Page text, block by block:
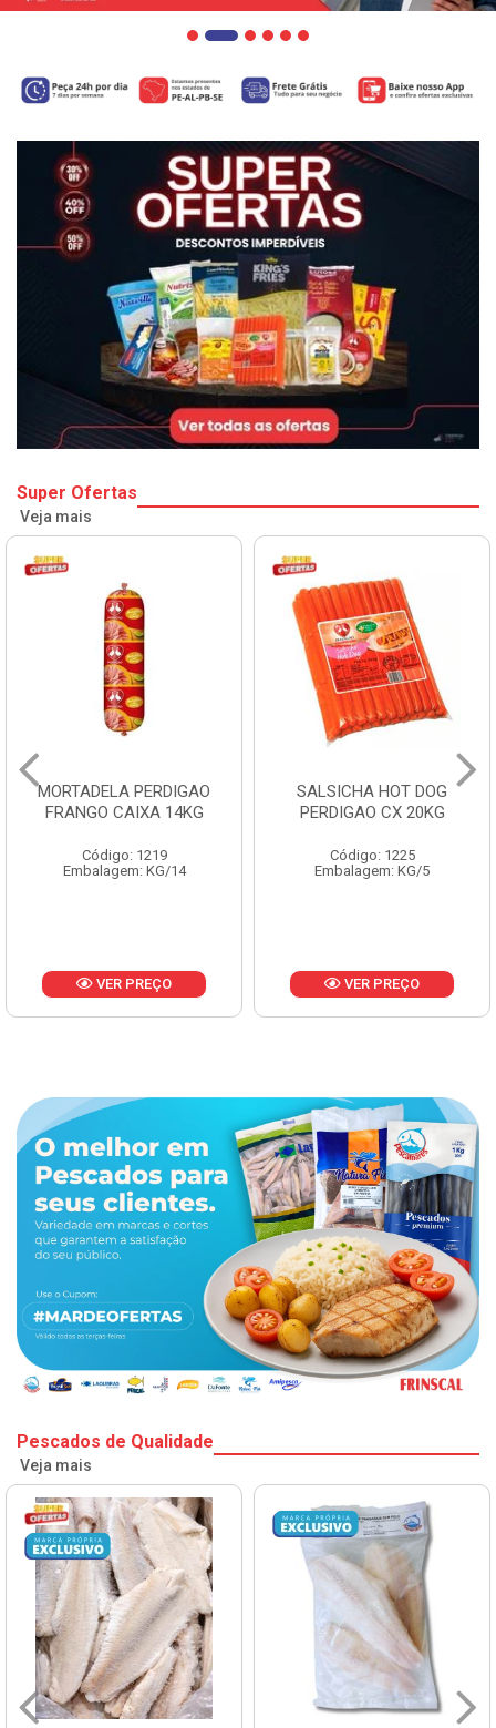
Super Ofertas
Veja mais
MORTADELA PERDIGAO
FRANGO CAIXA 14KG
Código: 1219
Embalagem: KG/14
VER PREÇO
SALSICHA HOT DOG
PERDIGAO CX 20KG
Código: 1225
Embalagem: KG/5
VER PREÇO
Pescados de Qualidade
Veja mais